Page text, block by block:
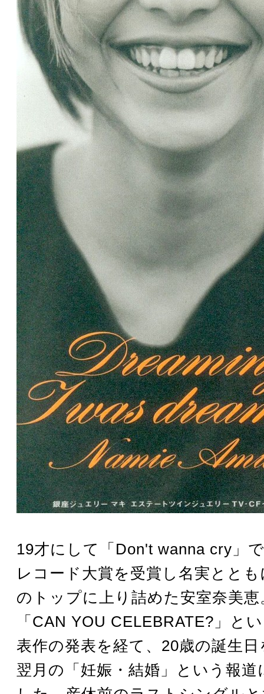
19才にして「Don't wanna cry」
レコード大賞を受賞し名実とと
のトップに上り詰めた安室奈美
「CAN YOU CELEBRATE?」と
表作の発表を経て、20歳の誕生
翌月の「妊娠・結婚」という報道